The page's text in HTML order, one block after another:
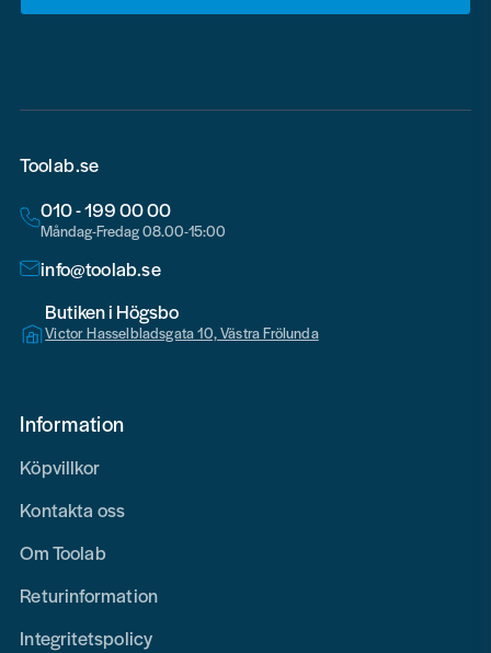
Toolab.se
010 - 199 00 00
Måndag-Fredag 08.00-15:00
info@toolab.se
Butiken i Högsbo
Victor Hasselbladsgata 10, Västra Frölunda
Information
Köpvillkor
Kontakta oss
Om Toolab
Returinformation
Integritetspolicy